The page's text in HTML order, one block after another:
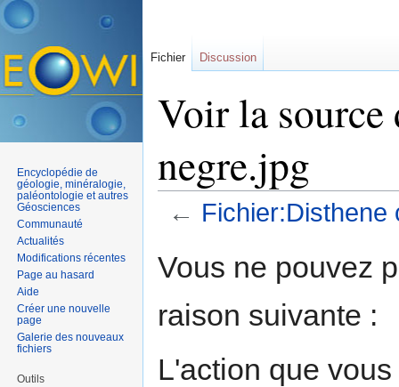
Voir la source
negre.jpg
← Fichier:Disthene
Vous ne pouvez
raison suivante :
L'action que
Fichier Discussion
Encyclopédie de
géologie, minéralogie,
paléontologie et autres
Géosciences
Communauté
Actualités
Modifications récentes
Page au hasard
Aide
Créer une nouvelle
page
Galerie des nouveaux
fichiers
Outils